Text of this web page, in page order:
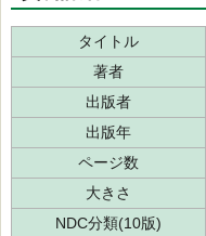
タイトル
著者
出版者
出版年
ページ数
大きさ
NDC分類(10版)